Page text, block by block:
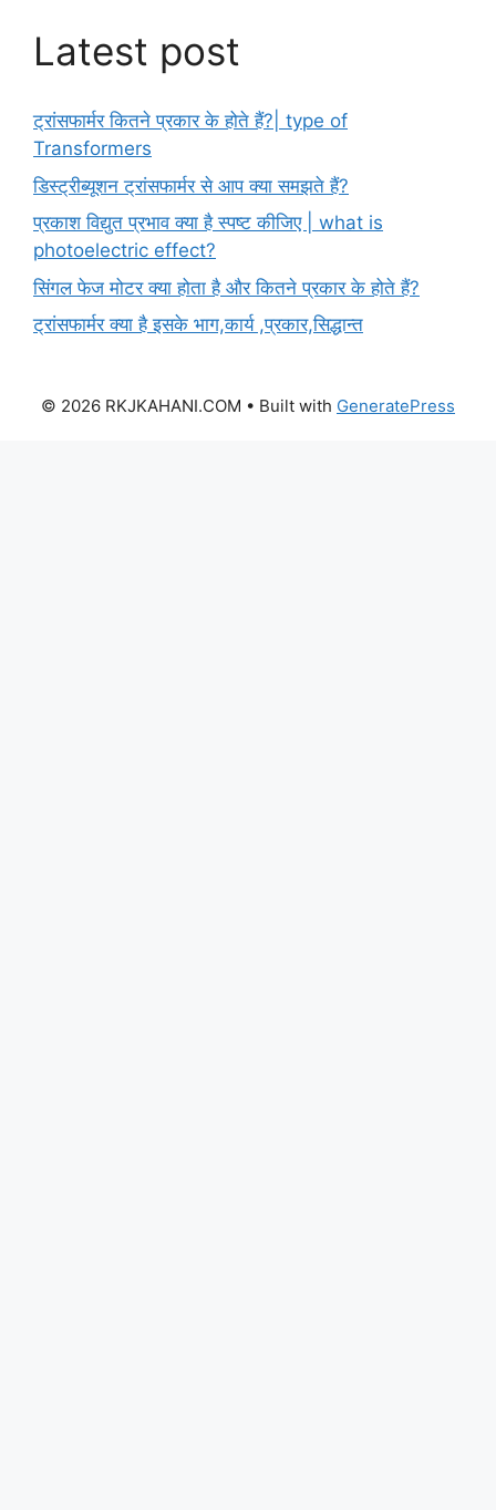
Latest post
ट्रांसफार्मर कितने प्रकार के होते हैं?| type of
Transformers
डिस्ट्रीब्यूशन ट्रांसफार्मर से आप क्या समझते हैं?
प्रकाश विद्युत प्रभाव क्या है स्पष्ट कीजिए | what is
photoelectric effect?
सिंगल फेज मोटर क्या होता है और कितने प्रकार के होते हैं?
ट्रांसफार्मर क्या है इसके भाग,कार्य ,प्रकार,सिद्धान्त
© 2026 RKJKAHANI.COM • Built with GeneratePress